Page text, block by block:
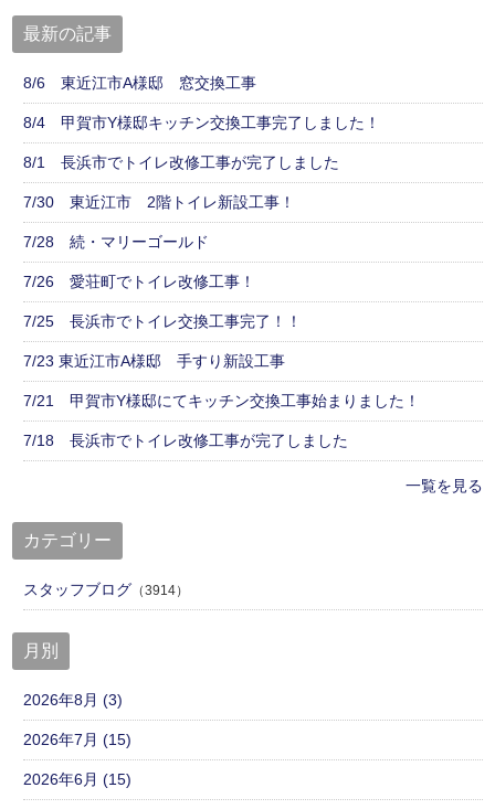
最新の記事
8/6 東近江市A様邸 窓交換工事
8/4 甲賀市Y様邸キッチン交換工事完了しました！
8/1 長浜市でトイレ改修工事が完了しました
7/30 東近江市 2階トイレ新設工事！
7/28 続・マリーゴールド
7/26 愛荘町でトイレ改修工事！
7/25 長浜市でトイレ交換工事完了！！
7/23 東近江市A様邸 手すり新設工事
7/21 甲賀市Y様邸にてキッチン交換工事始まりました！
7/18 長浜市でトイレ改修工事が完了しました
一覧を見る
カテゴリー
スタッフブログ （3914）
月別
2026年8月 (3)
2026年7月 (15)
2026年6月 (15)